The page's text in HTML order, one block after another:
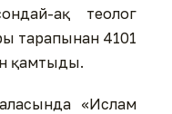
ақ теолог
тарапынан 4101
қамтыды.
«Ислам